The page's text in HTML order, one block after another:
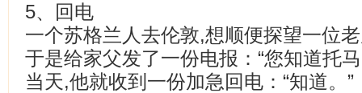
5、回电
一个苏格兰人去伦敦,想顺便探望一位
于是给家父发了一份电报：“您知道托
当天,他就收到一份加急回电：“知道。”